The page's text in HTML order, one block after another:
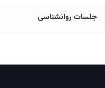
جلسات روانشناسی